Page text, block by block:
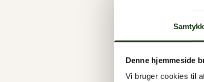
Denne hjemmeside
Vi bruger cookies til